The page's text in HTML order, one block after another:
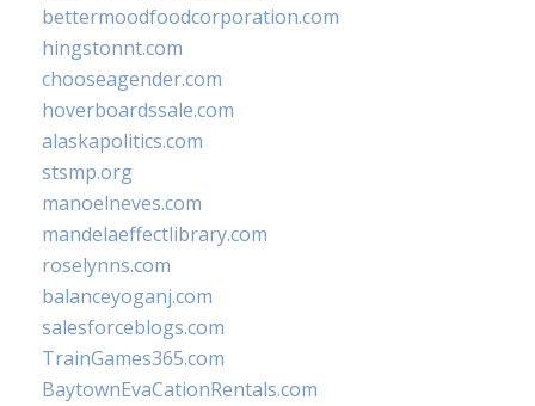
bettermoodfoodcorporation.com
hingstonnt.com
chooseagender.com
hoverboardssale.com
alaskapolitics.com
stsmp.org
manoelneves.com
mandelaeffectlibrary.com
roselynns.com
balanceyoganj.com
salesforceblogs.com
TrainGames365.com
BaytownEvaCationRentals.com